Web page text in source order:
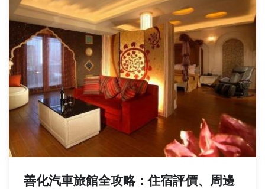
善化汽車旅館全攻略：住宿評價、周邊